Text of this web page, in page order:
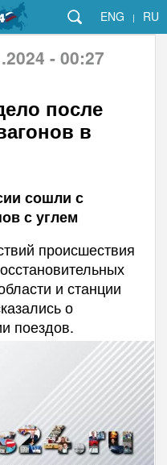
ENG | RU
- 00:27
после
в
сошли с
с углем
происшествия
и станции
о
поездов.